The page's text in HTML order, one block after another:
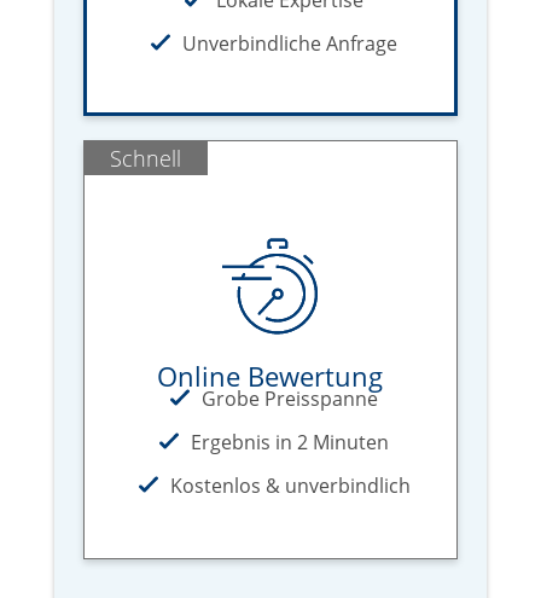
Unverbindliche Anfrage
Schnell
Online Bewertung
Grobe Preisspanne
Ergebnis in 2 Minuten
Kostenlos & unverbindlich